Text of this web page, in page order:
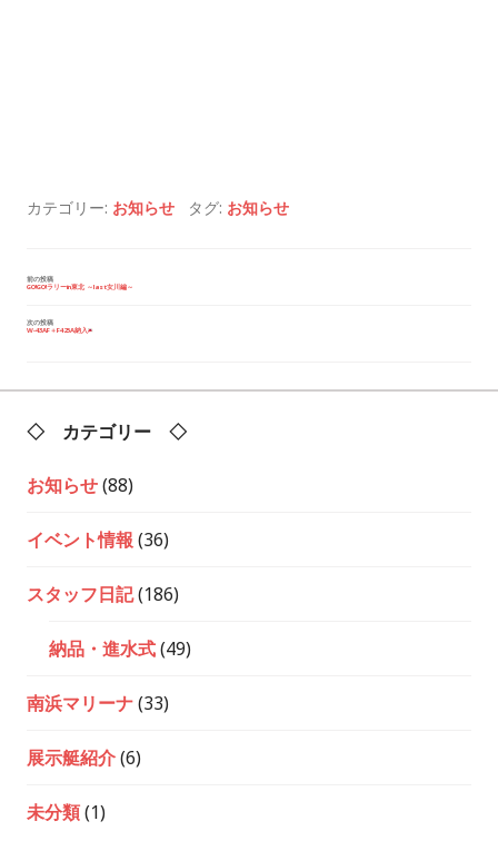
カテゴリー: お知らせ タグ: お知らせ
投
ビ
ン
前の投稿
GO!GO!ラリーin東北 ～last女川編～
次の投稿
W-43AF＋F425A納入
◇ カテゴリー ◇
お知らせ(88)
イベント情報 (36)
スタッフ日記(186)
納品・進水式(49)
南浜マリーナ(33)
展示艇紹介(6)
未分類(1)